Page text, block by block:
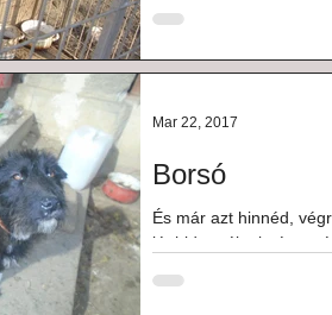
a legerősebbek, úgy.
Borsó
És már azt hinnéd,
jéghideg télnek, és a
Mar 22, 2017